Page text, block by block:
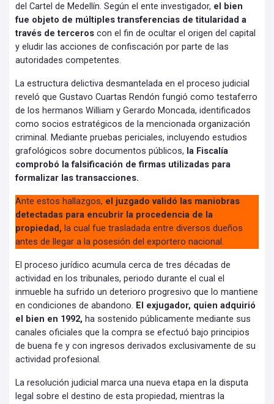
del Cartel de Medellín. Según el ente investigador, el bien
fue objeto de múltiples transferencias de titularidad a
través de terceros con el fin de ocultar el origen del capital
y eludir las acciones de confiscación por parte de las
autoridades competentes.
La estructura delictiva desmantelada en el proceso judicial
reveló que Gustavo Cuartas Rendón fungió como testaferro
de los hermanos William y Gerardo Moncada, identificados
como socios estratégicos de la mencionada organización
criminal. Mediante pruebas periciales, incluyendo estudios
grafológicos sobre documentos públicos, la Fiscalía
comprobó la falsificación de firmas utilizadas para
formalizar las transacciones.
Ante estos hallazgos, el juzgado validó las maniobras
detectadas para encubrir la procedencia de la
propiedad, la cual fue trasladada entre diversos dueños
antes de llegar a la posesión del exportero nacional.
El proceso jurídico acumula cerca de tres décadas de
actividad en los tribunales, periodo durante el cual el
inmueble ha sufrido un deterioro progresivo que lo mantiene
en condiciones de abandono. El exjugador, quien adquirió
el bien en 1992, ha sostenido públicamente mediante sus
canales oficiales que la compra se efectuó bajo principios
de buena fe y con ingresos derivados exclusivamente de su
actividad profesional.
La resolución judicial marca una nueva etapa en la disputa
legal sobre el destino de esta propiedad, mientras la